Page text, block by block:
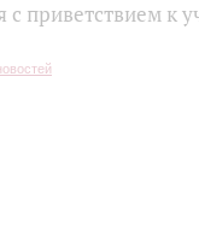
с приветствием к